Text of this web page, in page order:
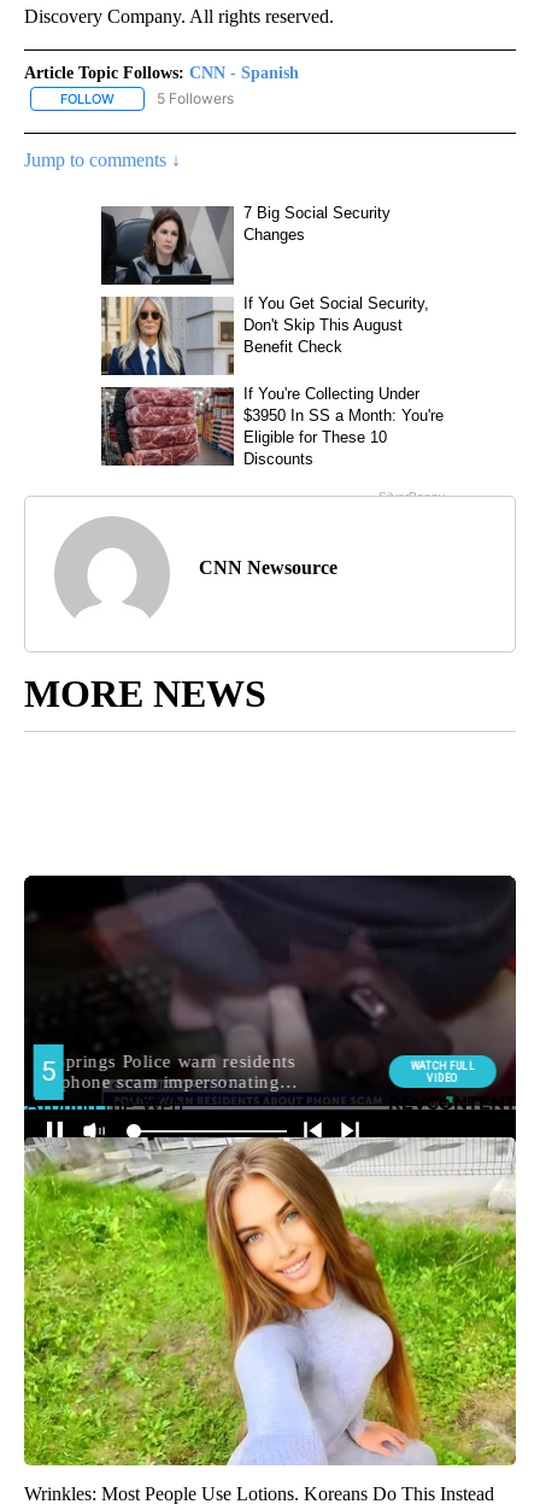
Discovery Company. All rights reserved.
Article Topic Follows: CNN - Spanish
FOLLOW FOLLOW "CNN - SPANISH" TO RECEIVE NOTIFICATIONS ABOUT
5 Followers
Jump to comments ↓
CNN Newsource
MORE NEWS
Around the Web
Wrinkles: Most People Use Lotions. Koreans Do This Instead